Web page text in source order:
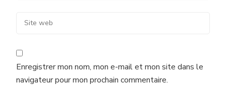
Enregistrer mon nom, mon e-mail et mon site dans le
navigateur pour mon prochain commentaire.